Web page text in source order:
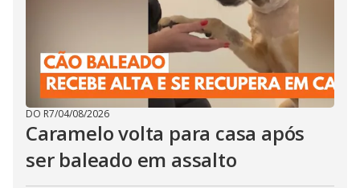
DO R7/04/08/2026
Caramelo volta para casa após
ser baleado em assalto